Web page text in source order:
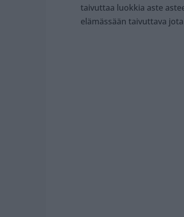
taivuttaa luokkia aste
elämässään taivuttava